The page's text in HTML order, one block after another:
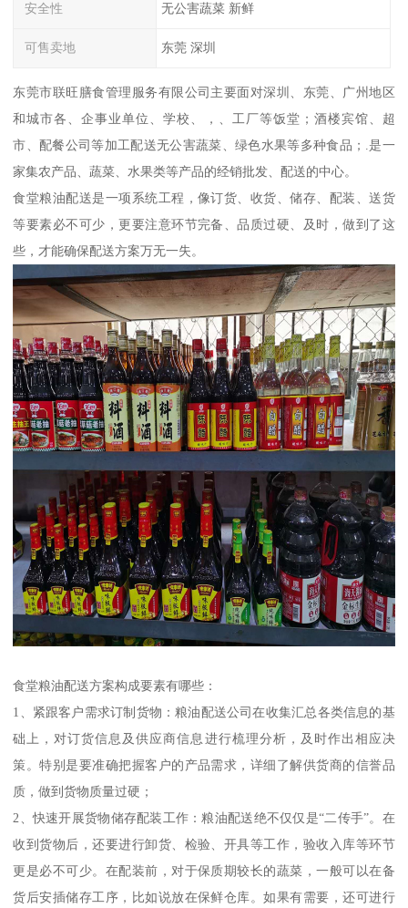
安全性 无公害蔬菜 新鲜
可售卖地 东莞 深圳
东莞市联旺膳食管理服务有限公司主要面对深圳、东莞、广州地区
和城市各、企事业单位、学校、，、工厂等饭堂；酒楼宾馆、超
市、配餐公司等加工配送无公害蔬菜、绿色水果等多种食品；.是一
家集农产品、蔬菜、水果类等产品的经销批发、配送的中心。
食堂粮油配送是一项系统工程，像订货、收货、储存、配装、送货
等要素必不可少，更要注意环节完备、品质过硬、及时，做到了这
些，才能确保配送方案万无一失。
食堂粮油配送方案构成要素有哪些：
1、紧跟客户需求订制货物：粮油配送公司在收集汇总各类信息的基
础上，对订货信息及供应商信息进行梳理分析，及时作出相应决
策。特别是要准确把握客户的产品需求，详细了解供货商的信誉品
质，做到货物质量过硬；
2、快速开展货物储存配装工作：粮油配送绝不仅仅是“二传手”。在
收到货物后，还要进行卸货、检验、开具等工作，验收入库等环节
更是必不可少。在配装前，对于保质期较长的蔬菜，一般可以在备
货后安插储存工序，比如说放在保鲜仓库。如果有需要，还可进行